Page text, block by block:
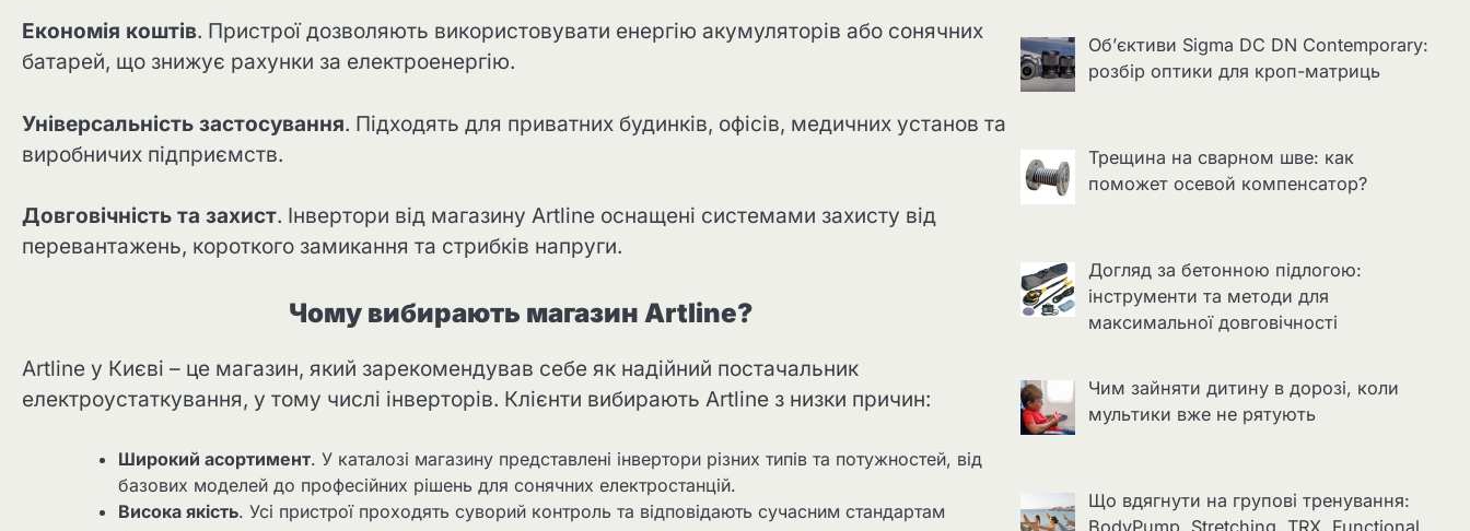
Економія коштів. Пристрої дозволяють використовувати енергію акумуляторів або сонячних
батарей, що знижує рахунки за електроенергію.
Універсальність застосування. Підходять для приватних будинків, офісів, медичних установ та
виробничих підприємств.
Довговічність та захист. Інвертори від магазину Artline оснащені системами захисту від
перевантажень, короткого замикання та стрибків напруги.
Чому вибирають магазин Artline?
Artline у ​​Києві – це магазин, який зарекомендував себе як надійний постачальник
електроустаткування, у тому числі інверторів. Клієнти вибирають Artline з низки причин:
Широкий асортимент. У каталозі магазину представлені інвертори різних типів та потужностей, від
базових моделей до професійних рішень для сонячних електростанцій.
Висока якість. Усі пристрої проходять суворий контроль та відповідають сучасним стандартам
Об’єктиви Sigma DC DN Contemporary:
розбір оптики для кроп-матриць
Трещина на сварном шве: как
поможет осевой компенсатор?
Догляд за бетонною підлогою:
інструменти та методи для
максимальної довговічності
Чим зайняти дитину в дорозі, коли
мультики вже не рятують
Що вдягнути на групові тренування: